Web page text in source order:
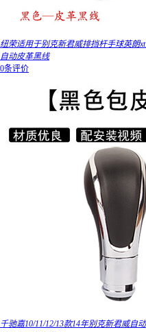
纽荣适用于别克新君威排挡杆手球英朗
自动皮革黑线
0条评价
千驰嘉10/11/12/13款14年别克新君威自